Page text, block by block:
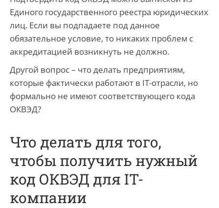
Единого государственного реестра юридических
лиц. Если вы подпадаете под данное
обязательное условие, то никаких проблем с
аккредитацией возникнуть не должно.
Другой вопрос – что делать предприятиям,
которые фактически работают в IT-отрасли, но
формально не имеют соответствующего кода
ОКВЭД?
Что делать для того,
чтобы получить нужный
код ОКВЭД для IT-
компании